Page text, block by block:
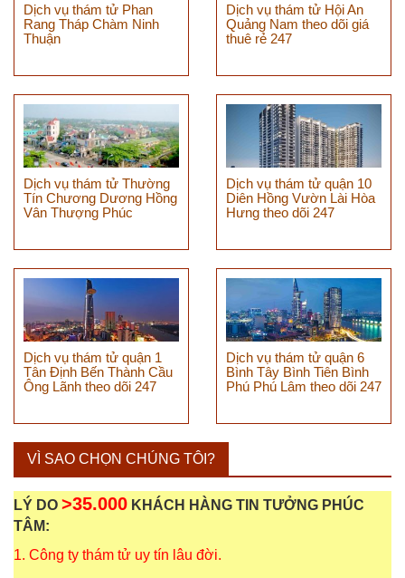
Dịch vụ thám tử Phan
Rang Tháp Chàm Ninh
Thuận
Dịch vụ thám tử Hội An
Quảng Nam theo dõi giá
thuê rẻ 247
Dịch vụ thám tử Thường
Tín Chương Dương Hồng
Vân Thượng Phúc
Dịch vụ thám tử quận 10
Diên Hồng Vườn Lài Hòa
Hưng theo dõi 247
Dịch vụ thám tử quận 1
Tân Định Bến Thành Cầu
Ông Lãnh theo dõi 247
Dịch vụ thám tử quận 6
Bình Tây Bình Tiên Bình
Phú Phú Lâm theo dõi 247
VÌ SAO CHỌN CHÚNG TÔI?
LÝ DO >35.000 KHÁCH HÀNG TIN TƯỞNG PHÚC
TÂM:
1. Công ty thám tử uy tín lâu đời.